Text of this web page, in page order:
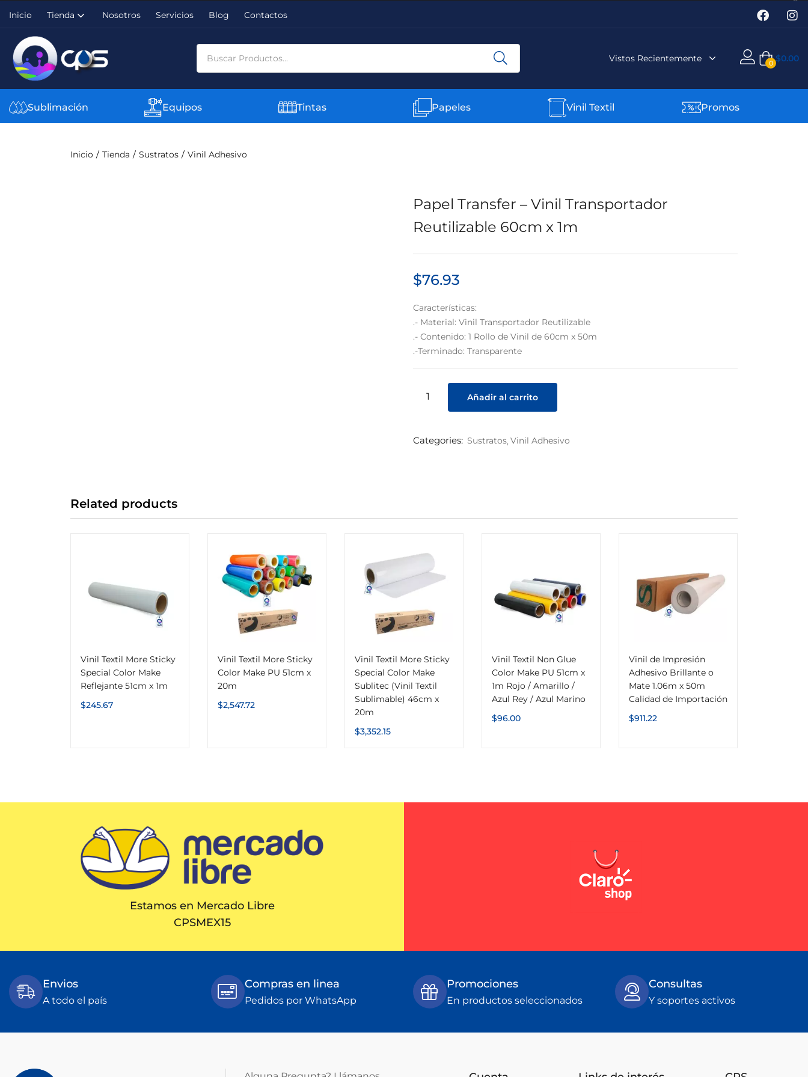
Inicio Tienda Nosotros Servicios Blog Contactos
Vistos Recientemente 0 $0.00
Sublimación Equipos Tintas Papeles Vinil Textil Promos
Inicio Tienda Sustratos Vinil Adhesivo
Papel Transfer – Vinil Transportador
Reutilizable 60cm x 1m
$76.93
Características:
.- Material: Vinil Transportador Reutilizable
.- Contenido: 1 Rollo de Vinil de 60cm x 50m
.-Terminado: Transparente
Añadir al carrito
Categories: Sustratos Vinil Adhesivo
Related products
Vinil Textil More Sticky
Special Color Make
Reflejante 51cm x 1m
$245.67
Vinil Textil More Sticky
Color Make PU 51cm x
20m
$2,547.72
Vinil Textil More Sticky
Special Color Make
Sublitec (Vinil Textil
Sublimable) 46cm x
20m
$3,352.15
Vinil Textil Non Glue
Color Make PU 51cm x
1m Rojo / Amarillo /
Azul Rey / Azul Marino
$96.00
Vinil de Impresión
Adhesivo Brillante o
Mate 1.06m x 50m
Calidad de Importación
$911.22
Estamos en Mercado Libre
CPSMEX15
Envios
A todo el país
Compras en linea
Pedidos por WhatsApp
Promociones
En productos seleccionados
Consultas
Y soportes activos